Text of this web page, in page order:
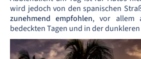
wird jedoch von den spanischen
zunehmend empfohlen, vor allem
bedeckten Tagen und in der